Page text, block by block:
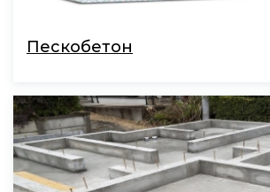
Пескобетон